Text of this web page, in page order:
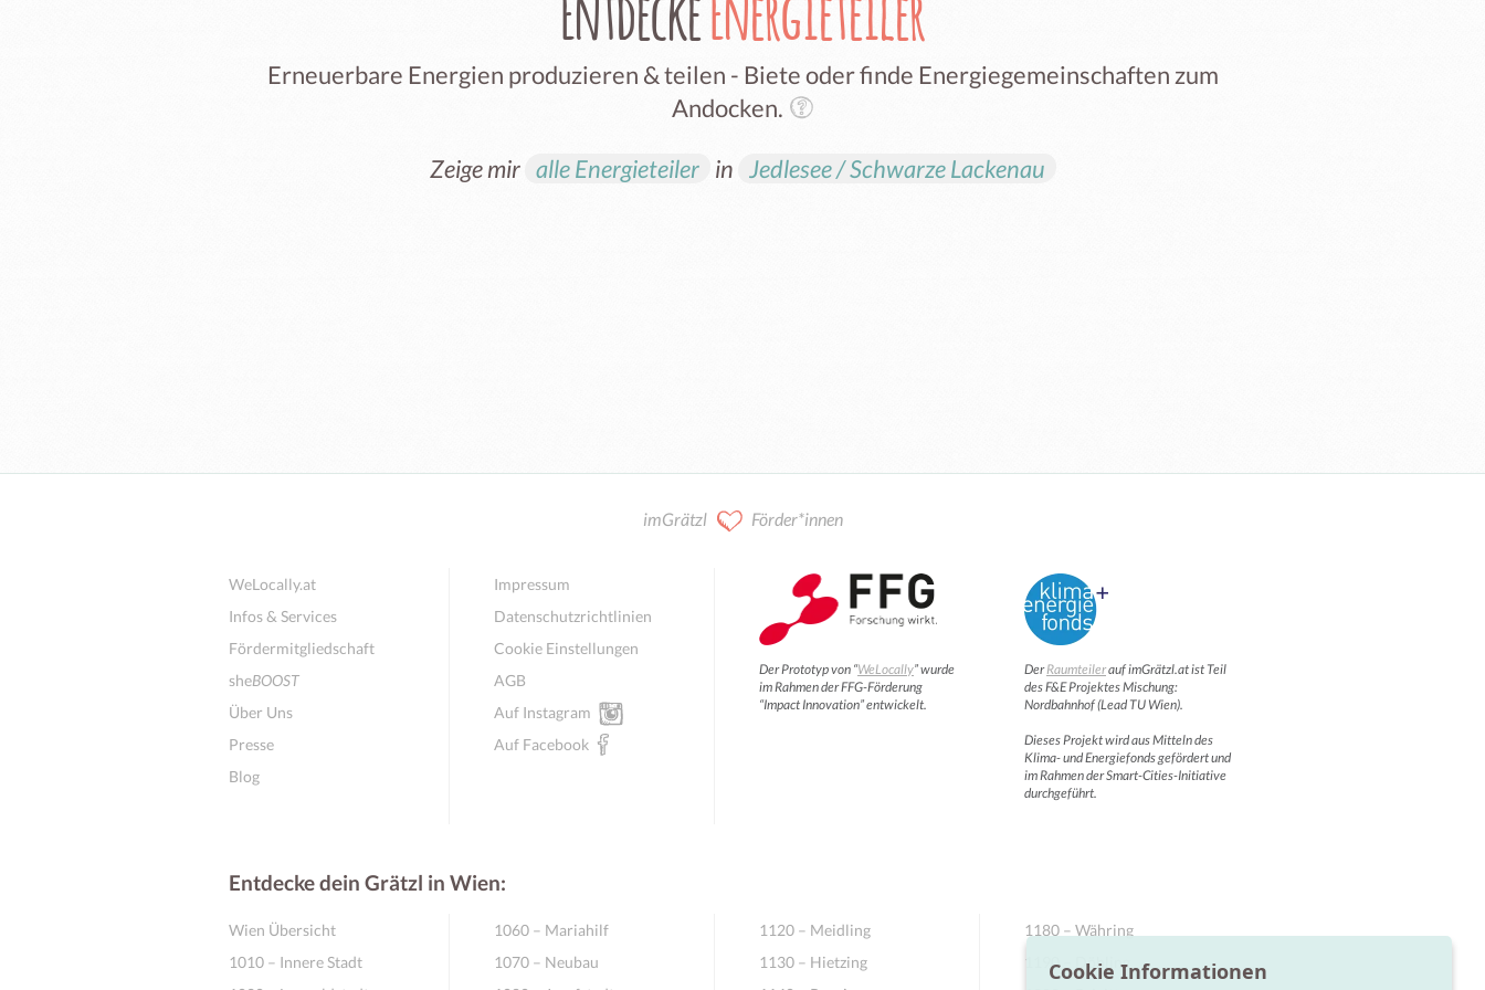
Erneuerbare Energien produzieren & teilen - Biete oder finde Energiegemeinschaften zum
Andocken.
Zeige mir alle Energieteiler in Jedlesee / Schwarze Lackenau
imGrätzl Förder*innen
WeLocally.at
Infos & Services
Fördermitgliedschaft
sheBOOST
Über Uns
Presse
Blog
Impressum
Datenschutzrichtlinien
Cookie Einstellungen
AGB
Auf Instagram
Auf Facebook
Der Prototyp von “WeLocally” wurde
im Rahmen der FFG-Förderung
“Impact Innovation” entwickelt.
DerRaumteilerauf imGrätzl.at ist Teil
des F&E Projektes Mischung:
Nordbahnhof (Lead TU Wien).
Dieses Projekt wird aus Mitteln des
Klima- und Energiefonds gefördert und
im Rahmen der Smart-Cities-Initiative
durchgeführt.
Entdecke dein Grätzl in Wien:
Wien Übersicht
1010 – Innere Stadt
1060 – Mariahilf
1070 – Neubau
1120 – Meidling
1130 – Hietzing
1180 – Währing
1190 – Döbling
Cookie Informationen